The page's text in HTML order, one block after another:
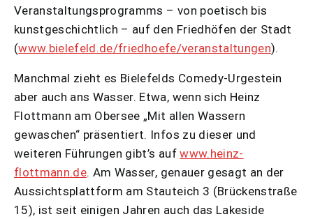
Veranstaltungsprogramms – von poetisch bis
kunstgeschichtlich – auf den Friedhöfen der Stadt
(www.bielefeld.de/friedhoefe/veranstaltungen).
Manchmal zieht es Bielefelds Comedy-Urgestein
aber auch ans Wasser. Etwa, wenn sich Heinz
Flottmann am Obersee „Mit allen Wassern
gewaschen“ präsentiert. Infos zu dieser und
weiteren Führungen gibt’s aufwww.heinz-
flottmann.de. Am Wasser, genauer gesagt an der
Aussichtsplattform am Stauteich 3 (Brückenstraße
15), ist seit einigen Jahren auch das Lakeside